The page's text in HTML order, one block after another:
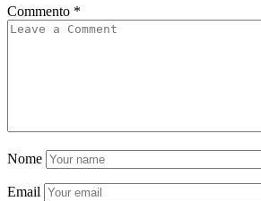
Commento *
Nome
Email